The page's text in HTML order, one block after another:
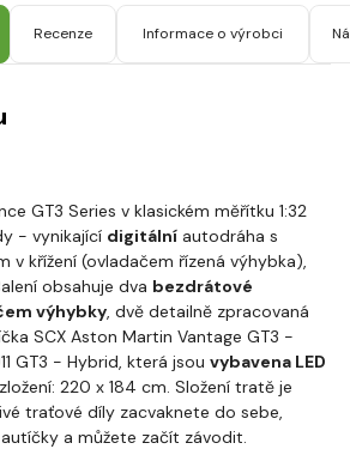
Recenze Informace o výrobci
GT3 Series v klasickém měřítku 1:32
- vynikající digitální autodráha s
v křížení (ovladačem řízená výhybka),
obsahuje dva bezdrátové
výhybky, dvě detailně zpracovaná
SCX Aston Martin Vantage GT3 -
GT3 - Hybrid, která jsou vybavena LED
220 x 184 cm. Složení tratě je
traťové díly zacvaknete do sebe,
a můžete začít závodit.